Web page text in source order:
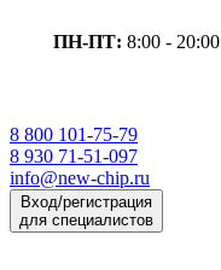
ПН-ПТ: 8:00 - 20:00
8 800 101-75-79
8 930 71-51-097
info@new-chip.ru
Вход/регистрация
для специалистов